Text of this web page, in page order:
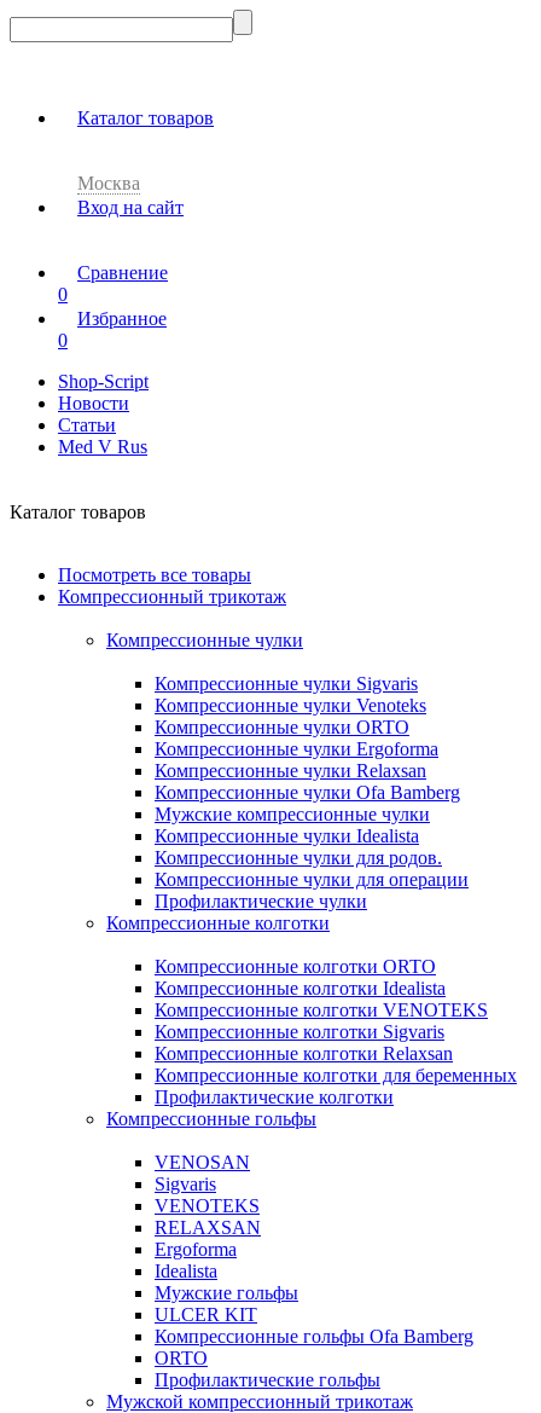
Каталог товаров
Москва
Вход на сайт
Сравнение
0
Избранное
0
Shop-Script
Новости
Статьи
Med V Rus
Каталог товаров
Посмотреть все товары
Компрессионный трикотаж
Компрессионные чулки
Компрессионные чулки Sigvaris
Компрессионные чулки Venoteks
Компрессионные чулки ORTO
Компрессионные чулки Ergoforma
Компрессионные чулки Relaxsan
Компрессионные чулки Ofa Bamberg
Мужские компрессионные чулки
Компрессионные чулки Idealista
Компрессионные чулки для родов.
Компрессионные чулки для операции
Профилактические чулки
Компрессионные колготки
Компрессионные колготки ORTO
Компрессионные колготки Idealista
Компрессионные колготки VENOTEKS
Компрессионные колготки Sigvaris
Компрессионные колготки Relaxsan
Компрессионные колготки для беременных
Профилактические колготки
Компрессионные гольфы
VENOSAN
Sigvaris
VENOTEKS
RELAXSAN
Ergoforma
Idealista
Мужские гольфы
ULCER KIT
Компрессионные гольфы Ofa Bamberg
ORTO
Профилактические гольфы
Мужской компрессионный трикотаж